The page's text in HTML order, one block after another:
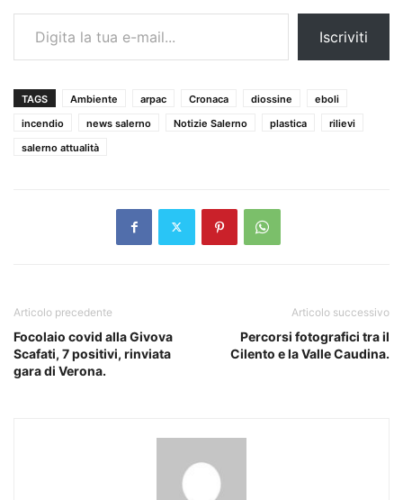
Digita la tua e-mail...
Iscriviti
TAGS Ambiente arpac Cronaca diossine
eboli
incendio
news salerno Notizie Salerno plastica
rilievi
salerno attualità
Articolo precedente
Focolaio covid alla Givova
Scafati, 7 positivi, rinviata
gara di Verona.
Articolo successivo
Percorsi fotografici tra il
Cilento e la Valle Caudina.